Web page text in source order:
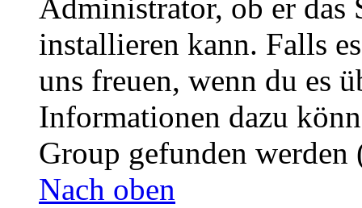
Administrator, ob er das
installieren kann. Falls
uns freuen, wenn du es
Informationen dazu
Group gefunden
Nach oben